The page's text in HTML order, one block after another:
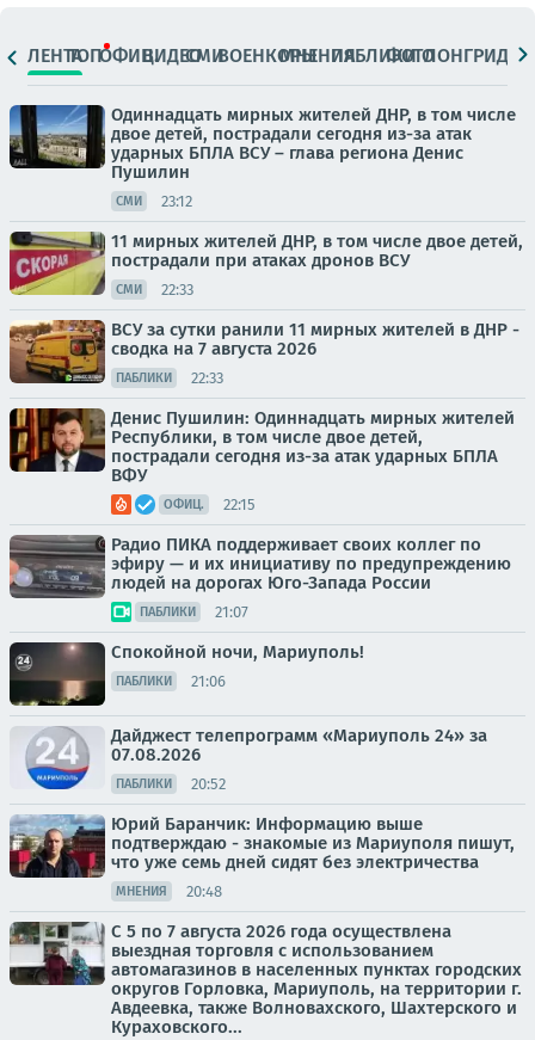
ЛЕНТАТОПОФИЦ.ВИДЕОСМИВОЕНКОРЫМНЕНИЯПАБЛИКИ
ФОТОЛОНГРИДЫ
Одиннадцать мирных жителей ДНР, в том числе
двое детей, пострадали сегодня из-за атак
ударных БПЛА ВСУ – глава региона Денис
Пушилин
СМИ 23:12
11 мирных жителей ДНР, в том числе двое детей,
пострадали при атаках дронов ВСУ
СМИ 22:33
ВСУ за сутки ранили 11 мирных жителей в ДНР -
сводка на 7 августа 2026
ПАБЛИКИ 22:33
Денис Пушилин: Одиннадцать мирных жителей
Республики, в том числе двое детей,
пострадали сегодня из-за атак ударных БПЛА
ВФУ
ОФИЦ. 22:15
Радио ПИКА поддерживает своих коллег по
эфиру — и их инициативу по предупреждению
людей на дорогах Юго-Запада России
ПАБЛИКИ 21:07
Спокойной ночи, Мариуполь!
ПАБЛИКИ 21:06
Дайджест телепрограмм «Мариуполь 24» за
07.08.2026
ПАБЛИКИ 20:52
Юрий Баранчик: Информацию выше
подтверждаю - знакомые из Мариуполя пишут,
что уже семь дней сидят без электричества
МНЕНИЯ 20:48
С 5 по 7 августа 2026 года осуществлена
выездная торговля с использованием
автомагазинов в населенных пунктах городских
округов Горловка, Мариуполь, на территории г.
Авдеевка, также Волновахского, Шахтерского и
Кураховского...